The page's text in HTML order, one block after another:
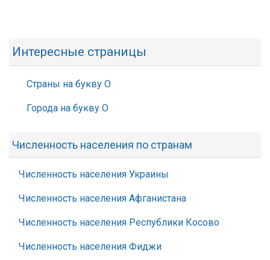
Интересные страницы
Страны на букву О
Города на букву О
Численность населения по странам
Численность населения Украины
Численность населения Афганистана
Численность населения Республики Косово
Численность населения Фиджи